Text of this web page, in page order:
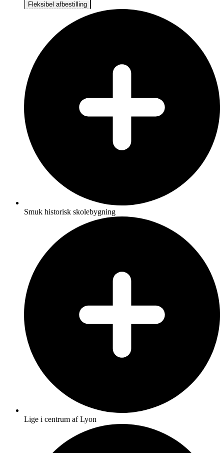
Fleksibel afbestilling
Smuk historisk skolebygning
Lige i centrum af Lyon